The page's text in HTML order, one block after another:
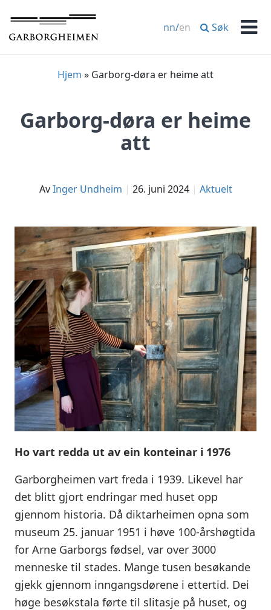
innhold
nn/en Søk
Hjem » Garborg-døra er heime att
Garborg-døra er heime
att
avInger Undheim 26. juni 2024 Aktuelt
Ho vart redda ut av ein konteinar i 1976
Garborgheimen vart freda i 1939. Likevel har
det blitt gjort endringar med huset opp
gjennom historia. Då diktarheimen opna som
museum 25. januar 1951 i høve 100-årshøgtida
for Arne Garborgs fødsel, var over 3000
menneske til stades. Mange tusen besøkande
gjekk gjennom inngangsdørene i ettertid. Dei
høge besøkstala førte til slitasje på huset, og